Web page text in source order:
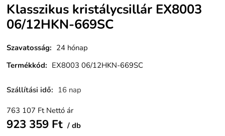
Klasszikus kristálycsillár EX8003
06/12HKN-669SC
Szavatosság: 24 hónap
Termékkód: EX8003 06/12HKN-669SC
Szállítási idő: 16 nap
763 107 Ft Nettó ár
923 359 Ft db